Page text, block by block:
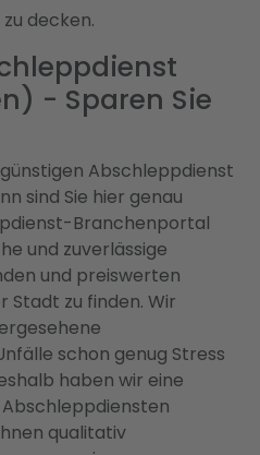
decken.
- Sparen Sie
Abschleppdienst
sind Sie hier genau
Branchenportal
und zuverlässige
und preiswerten
Stadt zu finden. Wir
schon genug Stress
haben wir eine
qualitativ